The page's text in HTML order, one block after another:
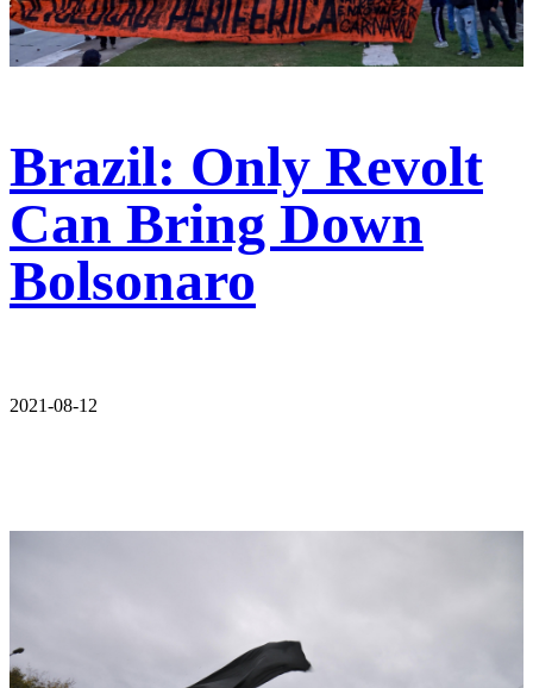
Brazil: Only Revolt
Can Bring Down
Bolsonaro
2021-08-12